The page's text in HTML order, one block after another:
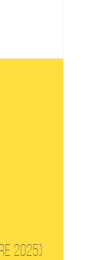
2025)